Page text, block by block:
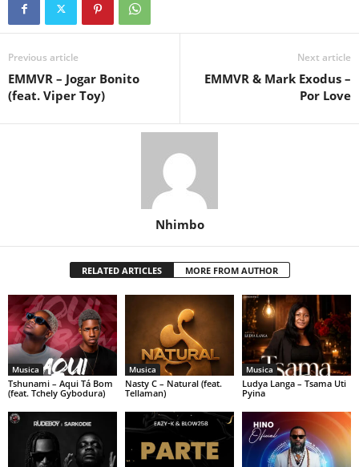
Previous article
EMMVR – Jogar Bonito
(feat. Viper Toy)
Next article
EMMVR & Mark Exodus –
Por Love
Nhimbo
RELATED ARTICLES MORE FROM AUTHOR
Musica
Tshunami – Aqui Tá Bom
(feat. Tchely Gybodura)
Musica
Nasty C – Natural (feat.
Tellaman)
Musica
Ludya Langa – Tsama Uti
Pyina